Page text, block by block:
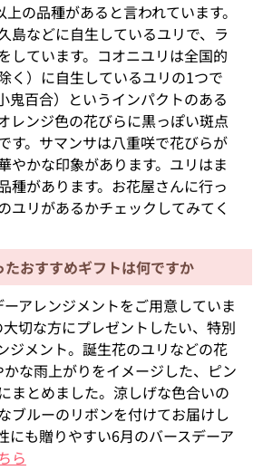
の品種があると言われています。
島などに自生しているユリで、ラ
しています。コオニユリは全国的
く）に自生しているユリの1つで
鬼百合）というインパクトのある
レンジ色の花びらに黒っぽい斑点
す。サマンサは八重咲で花びらが
やかな印象があります。ユリはま
種があります。お花屋さんに行っ
ユリがあるかチェックしてみてく
おすすめギフトは何ですか
アレンジメントをご用意していま
切な方にプレゼントしたい、特別
ジメント。誕生花のユリなどの花
な雨上がりをイメージした、ピン
まとめました。涼しげな色合いの
ブルーのリボンを付けてお届けし
にも贈りやすい6月のバースデーア
ら